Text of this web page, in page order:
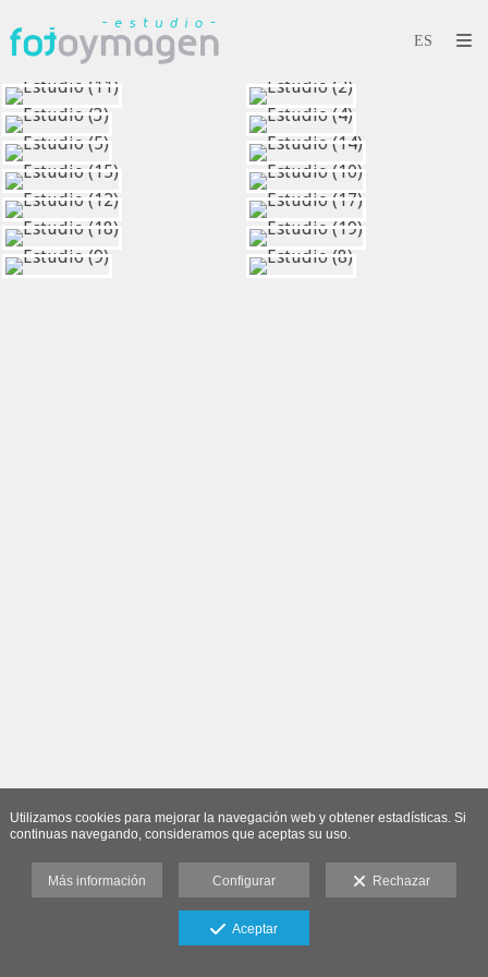
Utilizamos cookies para mejorar la navegación web y obtener estadísticas. Si
continuas navegando, consideramos que aceptas su uso.
Más información Configurar Rechazar
Aceptar